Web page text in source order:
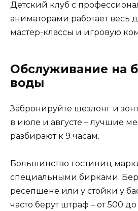
Детский клуб с
аниматорами работает весь
мастер-классы и игровую
Обслуживание на
воды
Забронируйте шезлонг и
в июле и августе – лучшие
разбирают к 9 часам.
Большинство гостиниц
специальными бирками.
ресепшене или у стойки у
часто берут штраф – от 500